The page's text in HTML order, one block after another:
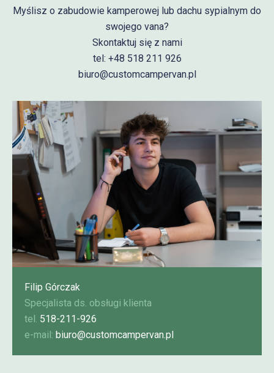
Myślisz o zabudowie kamperowej lub dachu sypialnym do
swojego vana?
Skontaktuj się z nami
tel: +48 518 211 926
biuro@customcampervan.pl
Filip Górczak
Specjalista ds. obsługi klienta
tel. 518-211-926
e-mail: biuro@customcampervan.pl